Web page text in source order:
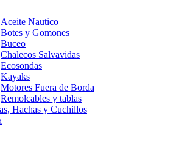
Aceite Nautico
Botes y Gomones
Buceo
Chalecos Salvavidas
Ecosondas
Kayaks
Motores Fuera de Borda
Remolcables y tablas
Hachas y Cuchillos